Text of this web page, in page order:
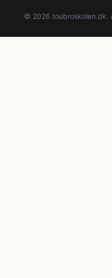
© 2026 toubroskolen.dk.